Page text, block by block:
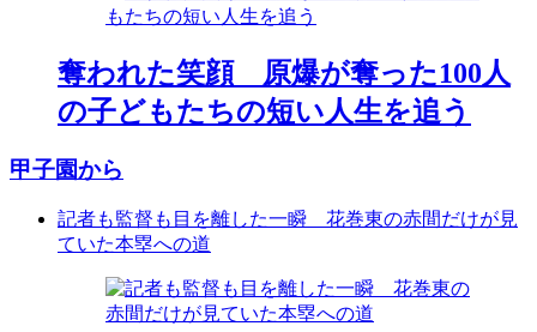
奪われた笑顔 原爆が奪った100人
の子どもたちの短い人生を追う
甲子園から
記者も監督も目を離した一瞬 花巻東の赤間だけが見
ていた本塁への道